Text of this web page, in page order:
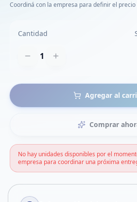
Coordiná con la empresa para definir el
Cantidad
1
Agregar al
Comprar
No hay unidades disponibles por el
empresa para coordinar una próxima